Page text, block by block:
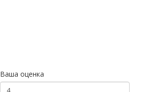
Ваша оценка